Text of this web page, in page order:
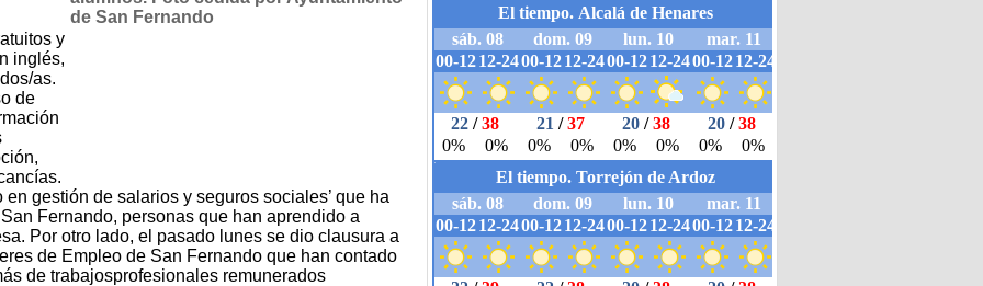
y
inglés,
as.
de
gestión de salarios y seguros sociales’ que ha
Fernando, personas que han aprendido a
Por otro lado, el pasado lunes se dio clausura a
de Empleo de San Fernando que han contado
de trabajosprofesionales remunerados